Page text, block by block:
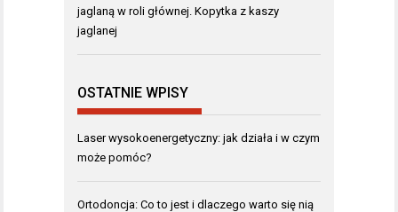
jaglaną w roli głównej. Kopytka z kaszy
jaglanej
OSTATNIE WPISY
Laser wysokoenergetyczny: jak działa i w czym
może pomóc?
Ortodoncja: Co to jest i dlaczego warto się nią